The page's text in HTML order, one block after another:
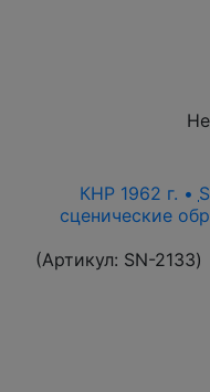
КНР 1962 г. •
сценические
(Артикул: SN-2133)